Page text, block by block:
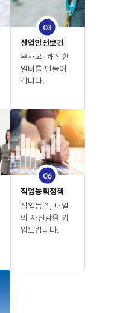
03
산업안전보건
무사고, 쾌적한
일터를 만들어
갑니다.
06
직업능력정책
직업능력, 내일
의 자신감을 키
워드립니다.